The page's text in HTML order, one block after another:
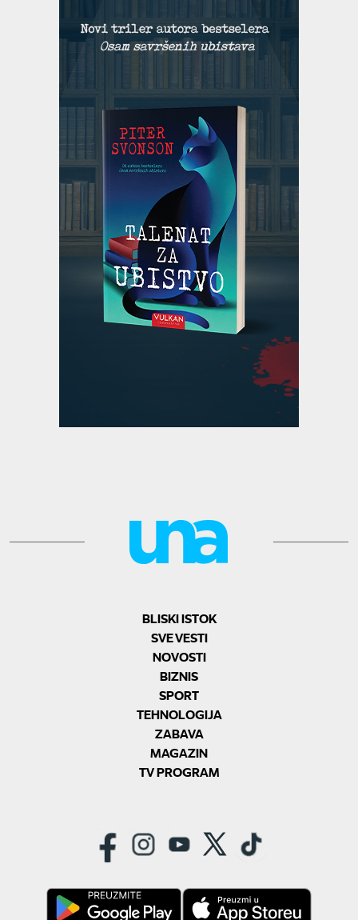
BLISKI ISTOK
SVE VESTI
NOVOSTI
BIZNIS
SPORT
TEHNOLOGIJA
ZABAVA
MAGAZIN
TV PROGRAM